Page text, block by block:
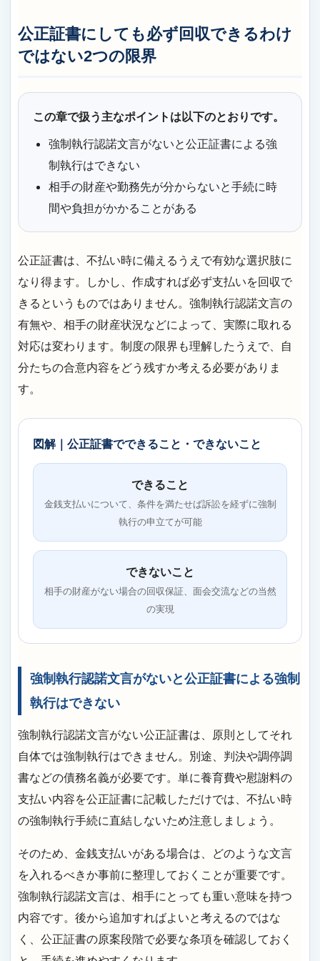
公正証書にしても必ず回収できるわけ
ではない2つの限界
この章で扱う主なポイントは以下のとおりです。
強制執行認諾文言がないと公正証書による強
制執行はできない
相手の財産や勤務先が分からないと手続に時
間や負担がかかることがある
公正証書は、不払い時に備えるうえで有効な選択肢に
なり得ます。しかし、作成すれば必ず支払いを回収で
きるというものではありません。強制執行認諾文言の
有無や、相手の財産状況などによって、実際に取れる
対応は変わります。制度の限界も理解したうえで、自
分たちの合意内容をどう残すか考える必要がありま
す。
図解｜公正証書でできること・できないこと
できること
金銭支払いについて、条件を満たせば訴訟を経ずに強制
執行の申立てが可能
できないこと
相手の財産がない場合の回収保証、面会交流などの当然
の実現
強制執行認諾文言がないと公正証書による強制
執行はできない
強制執行認諾文言がない公正証書は、原則としてそれ
自体では強制執行はできません。別途、判決や調停調
書などの債務名義が必要です。単に養育費や慰謝料の
支払い内容を公正証書に記載しただけでは、不払い時
の強制執行手続に直結しないため注意しましょう。
そのため、金銭支払いがある場合は、どのような文言
を入れるべきか事前に整理しておくことが重要です。
強制執行認諾文言は、相手にとっても重い意味を持つ
内容です。後から追加すればよいと考えるのではな
く、公正証書の原案段階で必要な条項を確認しておく